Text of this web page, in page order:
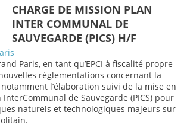
CHARGE DE MISSION PLAN
INTER COMMUNAL DE
SAUVEGARDE (PICS) H/F
Paris, en tant qu’EPCI à fiscalité propre
règlementations concernant la
l’élaboration suivi de la mise en
de Sauvegarde (PICS) pour
naturels et technologiques majeurs sur